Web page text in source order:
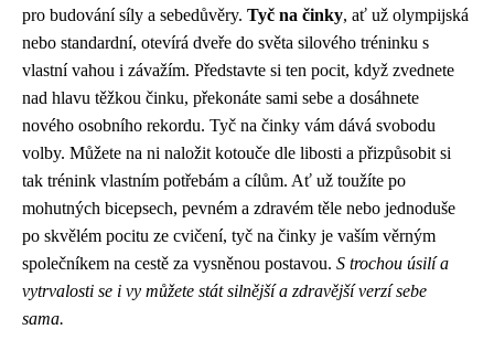
pro budování síly a sebedůvěry. Tyč na činky, ať už olympijská
nebo standardní, otevírá dveře do světa silového tréninku s
vlastní vahou i závažím. Představte si ten pocit, když zvednete
nad hlavu těžkou činku, překonáte sami sebe a dosáhnete
nového osobního rekordu. Tyč na činky vám dává svobodu
volby. Můžete na ni naložit kotouče dle libosti a přizpůsobit si
tak trénink vlastním potřebám a cílům. Ať už toužíte po
mohutných bicepsech, pevném a zdravém těle nebo jednoduše
po skvělém pocitu ze cvičení, tyč na činky je vaším věrným
společníkem na cestě za vysněnou postavou. S trochou úsilí a
vytrvalosti se i vy můžete stát silnější a zdravější verzí sebe
sama.